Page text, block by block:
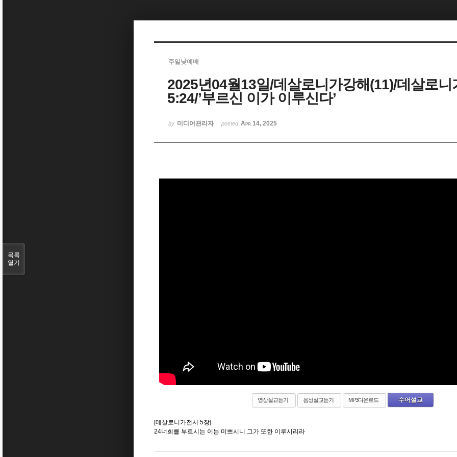
주일낮예배
2025년04월13일/데살로니가강해(11)/데살로니
5:24/’부르신 이가 이루신다’
by 미디어관리자 posted Apr 14, 2025
영상설교듣기 음성설교듣기 MP3다운로드 수어설교
[데살로니가전서 5장]
24너희를 부르시는 이는 미쁘시니 그가 또한 이루시리라
목록
열기
Sketchbook5, 스케치북5
Sketchbook5, 스케치북5